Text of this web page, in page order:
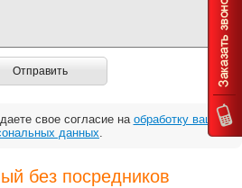
Отправить
свое согласие на обработку ваших
данных.
без посредников